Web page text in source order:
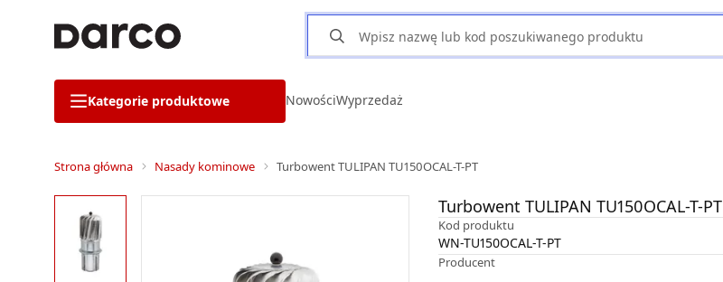
Kategorie produktowe NowościWyprzedaż
Strona główna Nasady kominowe Turbowent TULIPAN TU150OCAL-T-PT
Turbowent TULIPAN TU150OCAL-T-PT
Kod produktu
WN-TU150OCAL-T-PT
Producent